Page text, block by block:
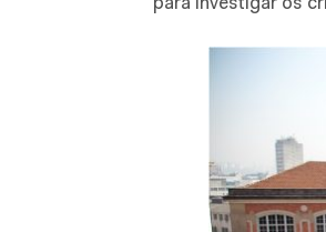
para investigar os